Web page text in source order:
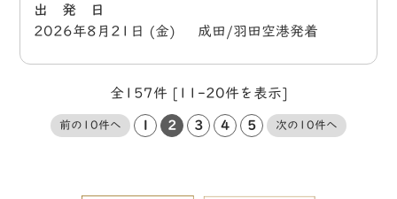
出 発 日
2026年8月21日 (金) 成田/羽田空港発着
全157件 [11-20件を表示]
前の10件へ 2 3 4 5 次の10件へ